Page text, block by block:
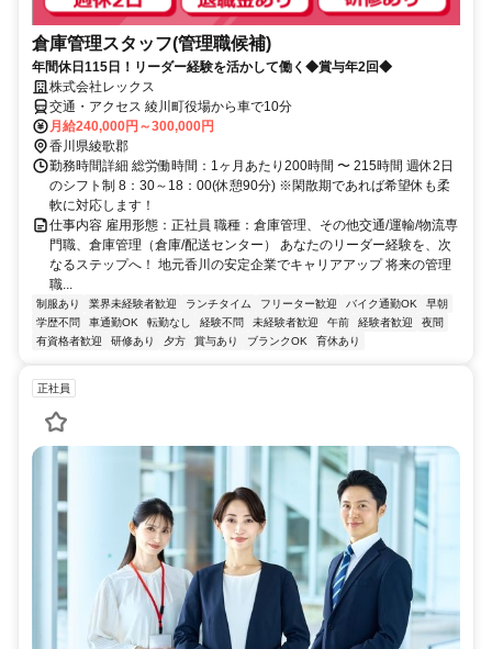
倉庫管理スタッフ(管理職候補)
年間休日115日！リーダー経験を活かして働く◆賞与年2回◆
株式会社レックス
交通・アクセス 綾川町役場から車で10分
月給240,000円～300,000円
香川県綾歌郡
勤務時間詳細 総労働時間：1ヶ月あたり200時間 〜 215時間 週休2日
のシフト制 8：30～18：00(休憩90分) ※閑散期であれば希望休も柔
軟に対応します！
仕事内容 雇用形態：正社員 職種：倉庫管理、その他交通/運輸/物流専
門職、倉庫管理（倉庫/配送センター） あなたのリーダー経験を、次
なるステップへ！ 地元香川の安定企業でキャリアアップ 将来の管理
職...
制服あり 業界未経験者歓迎 ランチタイム フリーター歓迎 バイク通勤OK
早朝
学歴不問
車通勤OK 転勤なし 経験不問 未経験者歓迎 午前 経験者歓迎
夜間
有資格者歓迎
研修あり 夕方 賞与あり ブランクOK 育休あり
正社員